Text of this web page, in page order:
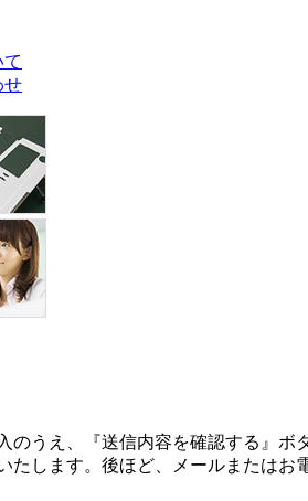
せ
のうえ、『送信内容を確認する』ボ
たします。後ほど、メールまたはお